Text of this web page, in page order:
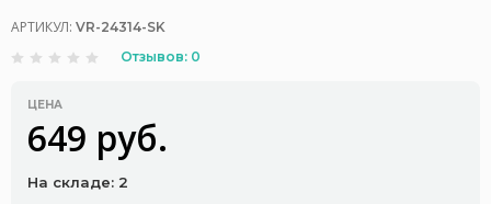
АРТИКУЛ: VR-24314-SK
Отзывов: 0
ЦЕНА
649 руб.
На складе: 2